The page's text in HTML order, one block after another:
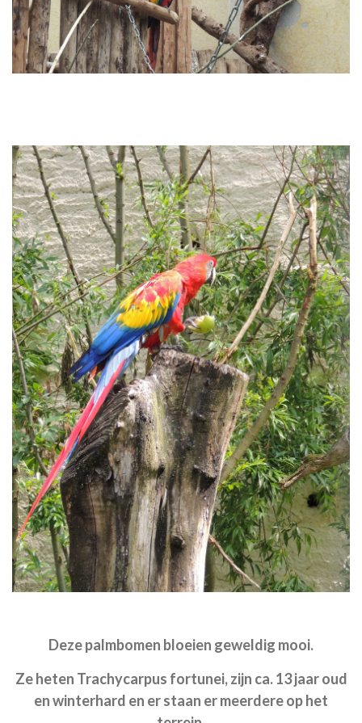
Deze palmbomen bloeien geweldig mooi.
Ze heten Trachycarpus fortunei, zijn ca. 13 jaar oud
en winterhard en er staan er meerdere op het